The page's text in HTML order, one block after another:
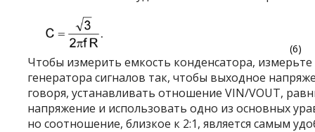
(6)
Чтобы измерить емкость конденсатора,
генератора сигналов так, чтобы выходное
говоря, устанавливать отношение VIN/VOUT,
напряжение и использовать одно из основных
но соотношение, близкое к 2:1, является самым